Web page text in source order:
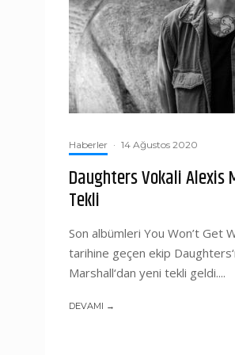
Haberler · 14 Ağustos 2020
Daughters Vokali Alexis
Tekli
Son albümleri You Won’t Get
tarihine geçen ekip
Marshall‘dan yeni tekli geldi....
DEVAMI →